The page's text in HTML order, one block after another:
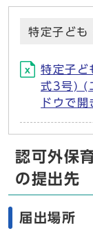
特定子ども
特定子ど
式3号) (
ドウで開
認可外保
の提出先
届出場所